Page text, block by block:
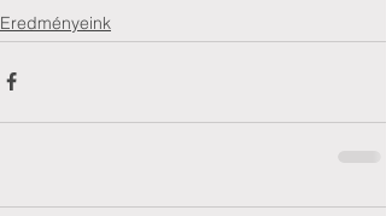
Eredményeink